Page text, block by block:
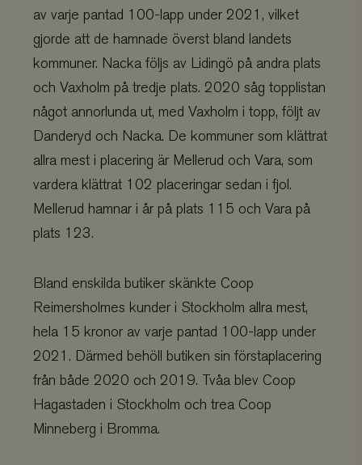
av varje pantad 100-lapp under 2021, vilket
gjorde att de hamnade överst bland landets
kommuner. Nacka följs av Lidingö på andra plats
och Vaxholm på tredje plats. 2020 såg topplistan
något annorlunda ut, med Vaxholm i topp, följt av
Danderyd och Nacka. De kommuner som klättrat
allra mest i placering är Mellerud och Vara, som
vardera klättrat 102 placeringar sedan i fjol.
Mellerud hamnar i år på plats 115 och Vara på
plats 123.
Bland enskilda butiker skänkte Coop
Reimersholmes kunder i Stockholm allra mest,
hela 15 kronor av varje pantad 100-lapp under
2021. Därmed behöll butiken sin förstaplacering
från både 2020 och 2019. Tvåa blev Coop
Hagastaden i Stockholm och trea Coop
Minneberg i Bromma.